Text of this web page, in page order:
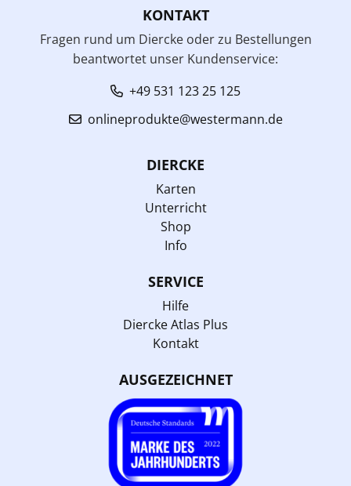
KONTAKT
Fragen rund um Diercke oder zu Bestellungen
beantwortet unser Kundenservice:
+49 531 123 25 125
onlineprodukte@westermann.de
DIERCKE
Karten
Unterricht
Shop
Info
SERVICE
Hilfe
Diercke Atlas Plus
Kontakt
AUSGEZEICHNET